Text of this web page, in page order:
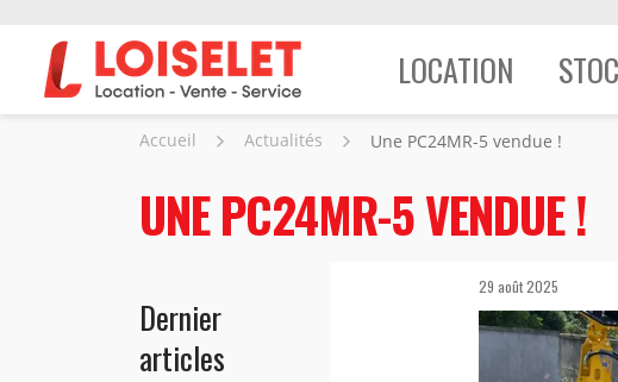
LOCATION
Accueil Actualités Une PC24MR-5 vendue !
UNE PC24MR-5 VENDUE !
Dernier
articles
29 août 2025